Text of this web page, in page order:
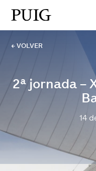
← VOLVER
2ª jornada –
14